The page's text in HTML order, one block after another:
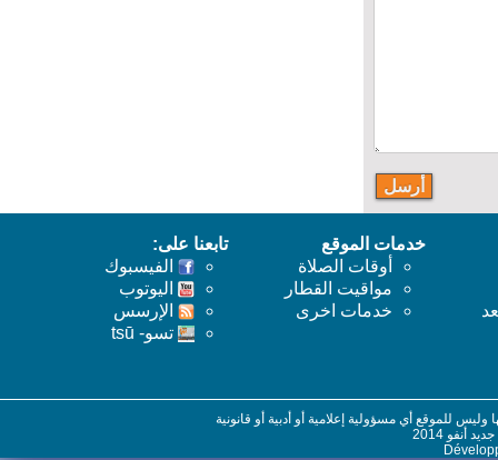
خدمات الموقع
أوقات الصلاة
مواقيت القطار
خدمات اخرى
تابعنا على:
الفيسبوك
اليوتوب
اﻹرسس
تسو- tsū
للموقع أي مسؤولية إعلامية أو أدبية أو قانونية
2014